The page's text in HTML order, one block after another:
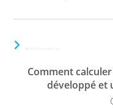
Comment
développé et